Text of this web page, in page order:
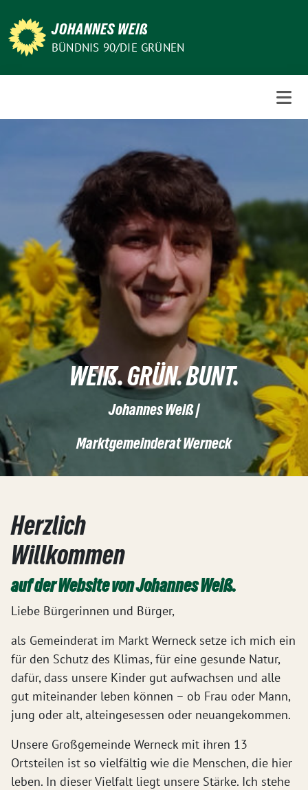
zum
Inhalt
JOHANNES WEIß
BÜNDNIS 90/DIE GRÜNEN
WEIß. GRÜN. BUNT.
Johannes Weiß |
Marktgemeinderat Werneck
Herzlich
Willkommen
auf der Website von Johannes Weiß.
Liebe Bürgerinnen und Bürger,
als Gemeinderat im Markt Werneck setze ich mich ein
für den Schutz des Klimas, für eine gesunde Natur,
dafür, dass unsere Kinder gut aufwachsen und alle
gut miteinander leben können – ob Frau oder Mann,
jung oder alt, alteingesessen oder neuangekommen.
Unsere Großgemeinde Werneck mit ihren 13
Ortsteilen ist so vielfältig wie die Menschen, die hier
leben. In dieser Vielfalt liegt unsere Stärke. Ich stehe